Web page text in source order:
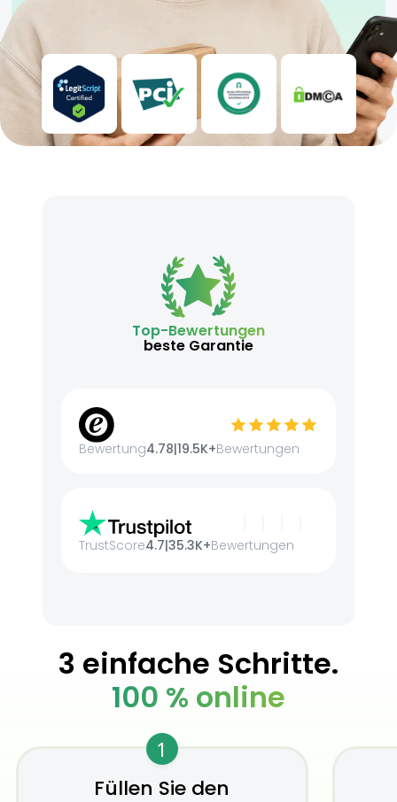
Top-Bewertungen
beste Garantie
Bewertung4.78|19.5K+Bewertungen
TrustScore4.7|35.3K+Bewertungen
3 einfache Schritte.
100 % online
1
Füllen Sie den